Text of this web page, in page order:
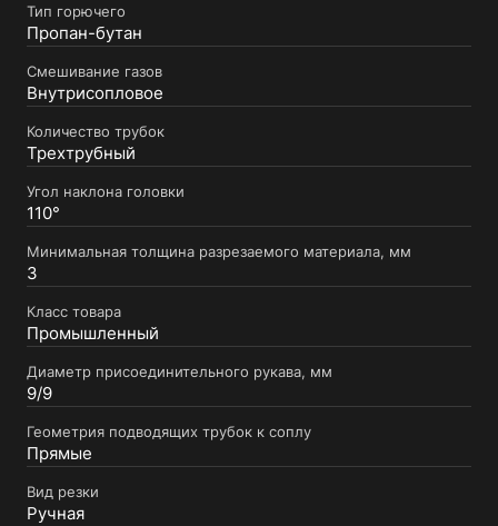
Тип горючего
Пропан-бутан
Смешивание газов
Внутрисопловое
Количество трубок
Трехтрубный
Угол наклона головки
110°
Минимальная толщина разрезаемого материала, мм
3
Класс товара
Промышленный
Диаметр присоединительного рукава, мм
9/9
Геометрия подводящих трубок к соплу
Прямые
Вид резки
Ручная